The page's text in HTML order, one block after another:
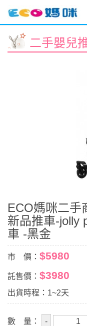
二手嬰兒
ECO媽咪二手
新品推車-jolly
車 -黑金
市 價： $5980
託售價： $3980
出貨時程：1~2天
數 量：